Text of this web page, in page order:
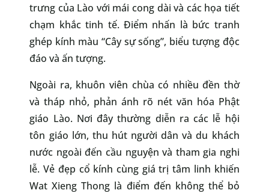
trưng của Lào với mái cong dài và các họa tiết
chạm khắc tinh tế. Điểm nhấn là bức tranh
ghép kính màu “Cây sự sống”, biểu tượng độc
đáo và ấn tượng.
Ngoài ra, khuôn viên chùa có nhiều đền thờ
và tháp nhỏ, phản ánh rõ nét văn hóa Phật
giáo Lào. Nơi đây thường diễn ra các lễ hội
tôn giáo lớn, thu hút người dân và du khách
nước ngoài đến cầu nguyện và tham gia nghi
lễ. Vẻ đẹp cổ kính cùng giá trị tâm linh khiến
Wat Xieng Thong là điểm đến không thể bỏ